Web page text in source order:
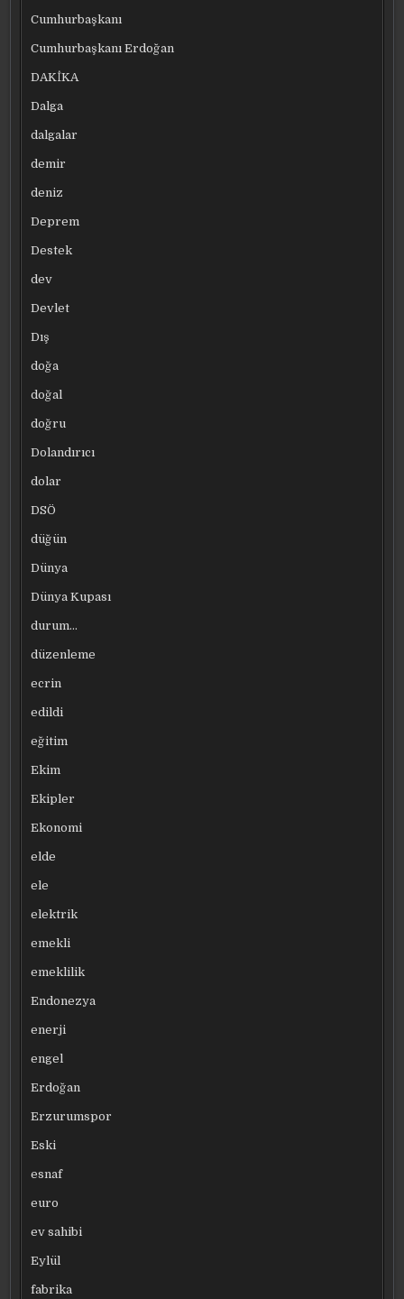
Cumhurbaşkanı
Cumhurbaşkanı Erdoğan
DAKİKA
Dalga
dalgalar
demir
deniz
Deprem
Destek
dev
Devlet
Dış
doğa
doğal
doğru
Dolandırıcı
dolar
DSÖ
düğün
Dünya
Dünya Kupası
durum…
düzenleme
ecrin
edildi
eğitim
Ekim
Ekipler
Ekonomi
elde
ele
elektrik
emekli
emeklilik
Endonezya
enerji
engel
Erdoğan
Erzurumspor
Eski
esnaf
euro
ev sahibi
Eylül
fabrika